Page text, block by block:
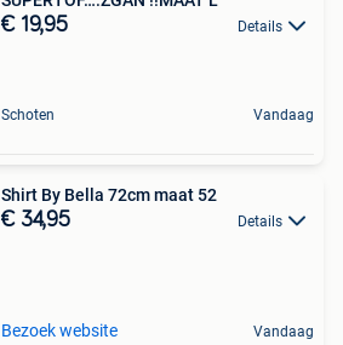
€ 19,95 Details
Schoten Vandaag
Shirt By Bella 72cm maat 52
€ 34,95 Details
Bezoek website Vandaag